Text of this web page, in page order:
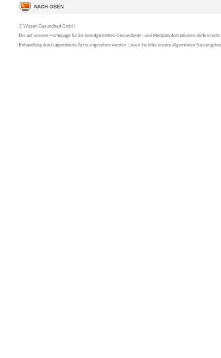
© Wissen Gesundheit GmbH
Die auf unserer Homepage für Sie bereitgestellten Gesundheits– und Medizininformationen dürfen nicht
Behandlung durch approbierte Ärzte angesehen werden. Lesen Sie bitte unsere allgemeinen